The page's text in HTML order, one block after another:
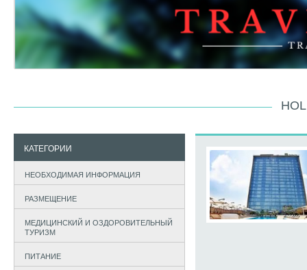
КАТЕГОРИИ
НЕОБХОДИМАЯ ИНФОРМАЦИЯ
РАЗМЕЩЕНИЕ
МЕДИЦИНСКИЙ И ОЗДОРОВИТЕЛЬНЫЙ
ТУРИЗМ
ПИТАНИЕ